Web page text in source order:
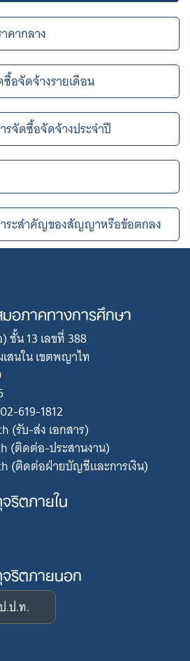
คากลาง
อจัดจ้างรายเดือน
รจัดซื้อจัดจ้างประจำปี
ระสำคัญของสัญญาหรือข้อตกลง
อภาคทางการศึกษา
ชั้น 13 เลขที่ 388
สนใน เขตพญาไท
619-1812
(รับ-ส่ง เอกสาร)
(ติดต่อ-ประสานงาน)
(ติดต่อฝ่ายบัญชีและการเงิน)
ริตภายใน
ริตภายนอก
ป.ป.ท.